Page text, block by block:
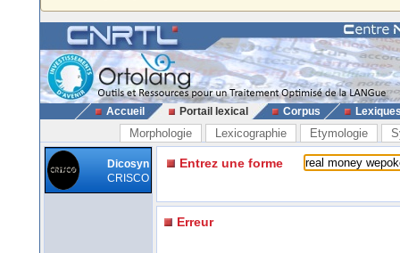
Accueil Portail lexical Corpus
Morphologie Lexicographie Etymologie
Dicosyn
CRISCO
Entrez une forme
Erreur